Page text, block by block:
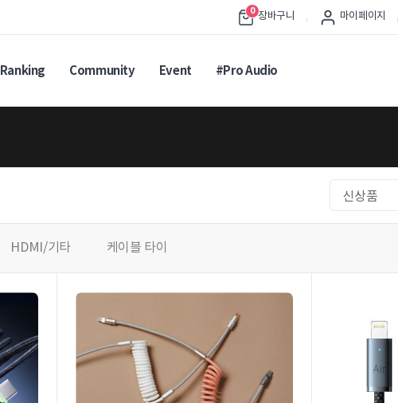
0 장바구니 마이페이지
Ranking Community Event #Pro Audio
신상품
HDMI/기타 케이블 타이